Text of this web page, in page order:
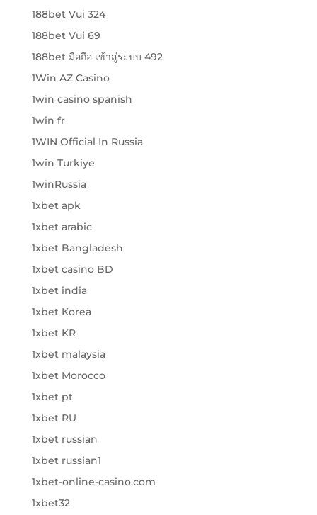
188bet Vui 324
188bet Vui 69
188bet มือถือ เข้าสู่ระบบ 492
1Win AZ Casino
1win casino spanish
1win fr
1WIN Official In Russia
1win Turkiye
1winRussia
1xbet apk
1xbet arabic
1xbet Bangladesh
1xbet casino BD
1xbet india
1xbet Korea
1xbet KR
1xbet malaysia
1xbet Morocco
1xbet pt
1xbet RU
1xbet russian
1xbet russian1
1xbet-online-casino.com
1xbet32